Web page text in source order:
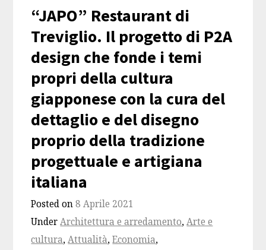
“JAPO” Restaurant di
Treviglio. Il progetto di P2A
design che fonde i temi
propri della cultura
giapponese con la cura del
dettaglio e del disegno
proprio della tradizione
progettuale e artigiana
italiana
Posted on8 Aprile 2021
UnderArchitettura e arredamento,Arte e
cultura,Attualità,Economia,